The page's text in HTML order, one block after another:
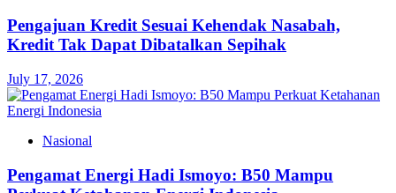
Pengajuan Kredit Sesuai Kehendak Nasabah,
Kredit Tak Dapat Dibatalkan Sepihak
July 17, 2026
Nasional
Pengamat Energi Hadi Ismoyo: B50 Mampu